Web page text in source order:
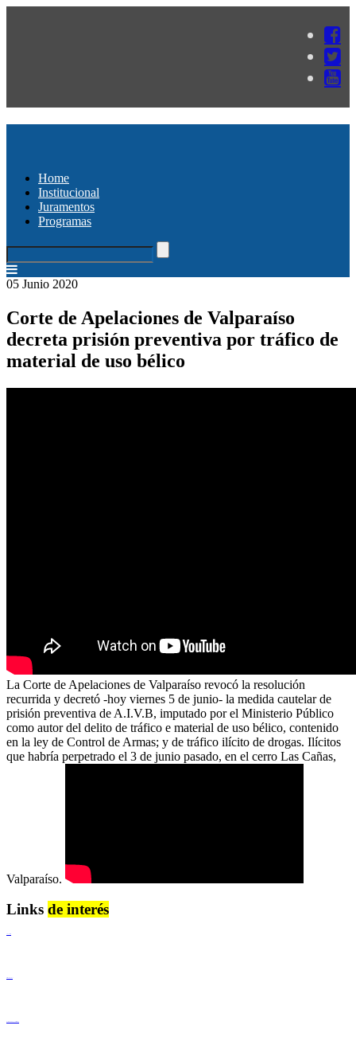
Home
Institucional
Juramentos
Programas
05 Junio 2020
Corte de Apelaciones de Valparaíso
decreta prisión preventiva por tráfico de
material de uso bélico
La Corte de Apelaciones de Valparaíso revocó la resolución
recurrida y decretó -hoy viernes 5 de junio- la medida cautelar de
prisión preventiva de A.I.V.B, imputado por el Ministerio Público
como autor del delito de tráfico e material de uso bélico, contenido
en la ley de Control de Armas; y de tráfico ilícito de drogas. Ilícitos
que habría perpetrado el 3 de junio pasado, en el cerro Las Cañas,
Valparaíso.
Links de interés